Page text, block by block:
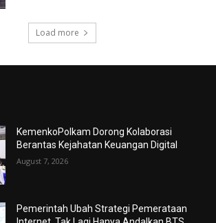
Load more
KemenkoPolkam Dorong Kolaborasi
Berantas Kejahatan Keuangan Digital
August 7, 2026
Pemerintah Ubah Strategi Pemerataan